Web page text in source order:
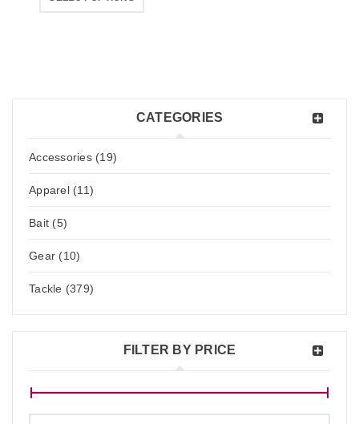
CATEGORIES
Accessories (19)
Apparel (11)
Bait (5)
Gear (10)
Tackle (379)
FILTER BY PRICE